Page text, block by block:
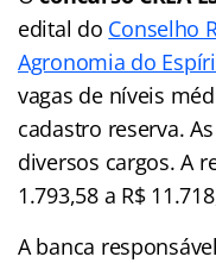
edital do Conselho
Agronomia do
vagas de níveis
cadastro reserva.
diversos cargos. A
1.793,58 a R$
A banca